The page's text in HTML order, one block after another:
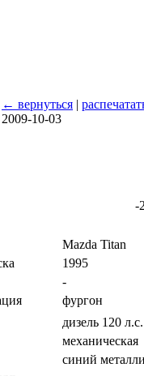
← вернуться |
2009-10-03
-
Mazda Titan
1995
-
фургон
дизель 120
механическая
синий